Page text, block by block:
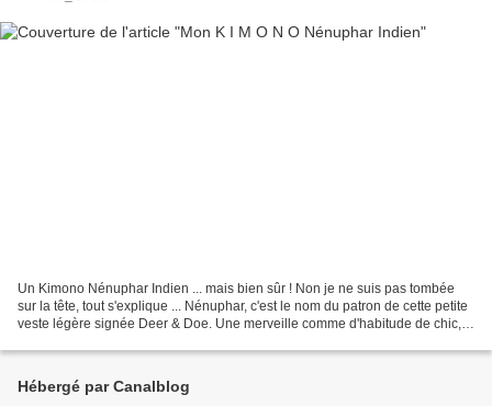
Un Kimono Nénuphar Indien ... mais bien sûr ! Non je ne suis pas tombée
sur la tête, tout s'explique ... Nénuphar, c'est le nom du patron de cette petite
veste légère signée Deer & Doe. Une merveille comme d'habitude de chic,
Hébergé par Canalblog